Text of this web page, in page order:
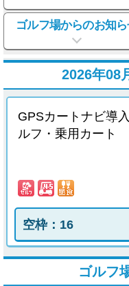
ゴルフ場からのお知
2026年08
GPSカートナビ導
ルフ・乗用カート
空枠：16
ゴルフ